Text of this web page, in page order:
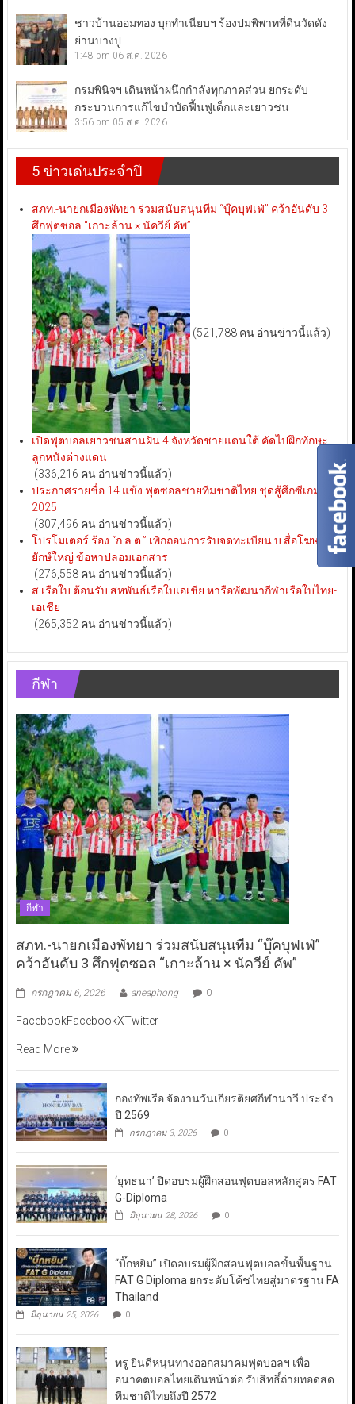
ชาวบ้านออมทอง บุกทำเนียบฯ ร้องปมพิพาทที่ดินวัดดัง
ย่านบางปู
1:48 pm 06 ส.ค. 2026
กรมพินิจฯ เดินหน้าผนึกกำลังทุกภาคส่วน ยกระดับ
กระบวนการแก้ไขบำบัดฟื้นฟูเด็กและเยาวชน
3:56 pm 05 ส.ค. 2026
5 ข่าวเด่นประจำปี
สภท.-นายกเมืองพัทยา ร่วมสนับสนุนทีม “บุ๊คบุฟเฟ่” คว้าอันดับ 3
ศึกฟุตซอล “เกาะล้าน × นัควีย์ คัพ”
(521,788 คน อ่านข่าวนี้แล้ว)
เปิดฟุตบอลเยาวชนสานฝัน 4 จังหวัดชายแดนใต้ คัดไปฝึกทักษะ
ลูกหนังต่างแดน
(336,216 คน อ่านข่าวนี้แล้ว)
ประกาศรายชื่อ 14 แข้ง ฟุตซอลชายทีมชาติไทย ชุดสู้ศึกซีเกมส์
2025
(307,496 คน อ่านข่าวนี้แล้ว)
โปรโมเตอร์ ร้อง “ก.ล.ต.” เพิกถอนการรับจดทะเบียน บ.สื่อโฆษณา
ยักษ์ใหญ่ ข้อหาปลอมเอกสาร
(276,558 คน อ่านข่าวนี้แล้ว)
ส.เรือใบ ต้อนรับ สหพันธ์เรือใบเอเชีย หารือพัฒนากีฬาเรือใบไทย-
เอเชีย
(265,352 คน อ่านข่าวนี้แล้ว)
กีฬา
กีฬา
สภท.-นายกเมืองพัทยา ร่วมสนับสนุนทีม “บุ๊คบุฟเฟ่”
คว้าอันดับ 3 ศึกฟุตซอล “เกาะล้าน × นัควีย์ คัพ”
กรกฎาคม 6, 2026 aneaphong 0
FacebookFacebookXTwitter
Read More
กองทัพเรือ จัดงานวันเกียรติยศกีฬานาวี ประจำ
ปี 2569
กรกฎาคม 3, 2026 0
‘ยุทธนา’ ปิดอบรมผู้ฝึกสอนฟุตบอลหลักสูตร FAT
G-Diploma
มิถุนายน 28, 2026 0
“บิ๊กหยิม” เปิดอบรมผู้ฝึกสอนฟุตบอลขั้นพื้นฐาน
FAT G Diploma ยกระดับโค้ชไทยสู่มาตรฐาน FA
Thailand
มิถุนายน 25, 2026 0
ทรู ยินดีหนุนทางออกสมาคมฟุตบอลฯ เพื่อ
อนาคตบอลไทยเดินหน้าต่อ รับสิทธิ์ถ่ายทอดสด
ทีมชาติไทยถึงปี 2572